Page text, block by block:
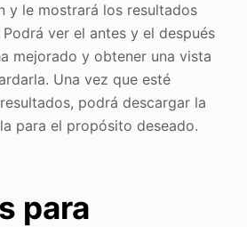
y le mostrará los resultados
ver el antes y el después
mejorado y obtener una vista
Una vez que esté
podrá descargar la
para el propósito deseado.
para